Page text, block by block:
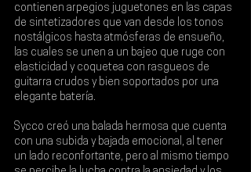
contienen arpegios juguetones en las capas
de sintetizadores que van desde los tonos
nostálgicos hasta atmósferas de ensueño,
las cuales se unen a un bajeo que ruge con
elasticidad y coquetea con rasgueos de
guitarra crudos y bien soportados por una
elegante batería.
Sycco creó una balada hermosa que cuenta
con una subida y bajada emocional, al tener
un lado reconfortante, pero al mismo tiempo